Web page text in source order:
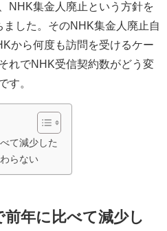
NHK集金人廃止という方針を
した。そのNHK集金人廃止自
から何度も訪問を受けるケー
れでNHK受信契約数がどう変
す。
て減少した
らない
年に比べて減少し